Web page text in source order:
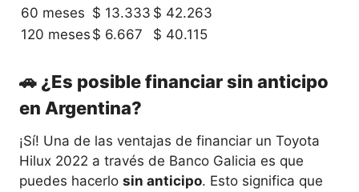
60 meses $ 13.333 $ 42.263
120 meses $ 6.667 $ 40.115
🚗 ¿Es posible financiar sin anticipo
en Argentina?
¡Sí! Una de las ventajas de financiar un Toyota
Hilux 2022 a través de Banco Galicia es que
puedes hacerlo sin anticipo. Esto significa que